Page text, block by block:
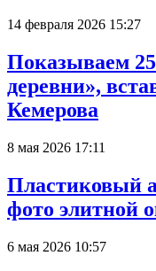
14 февраля 2026 15:27
Показываем
деревни»,
Кемерова
8 мая 2026 17:11
Пластиковый
фото элитной
6 мая 2026 10:57